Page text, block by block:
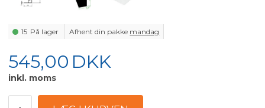
15 På lager Afhent din pakke mandag
545,00 DKK
inkl. moms